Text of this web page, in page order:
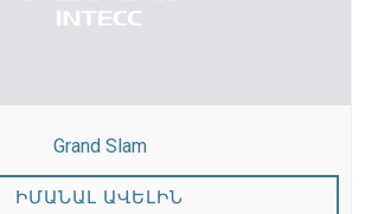
Grand Slam
ԻՄԱՆԱԼ ԱՎԵԼԻՆ